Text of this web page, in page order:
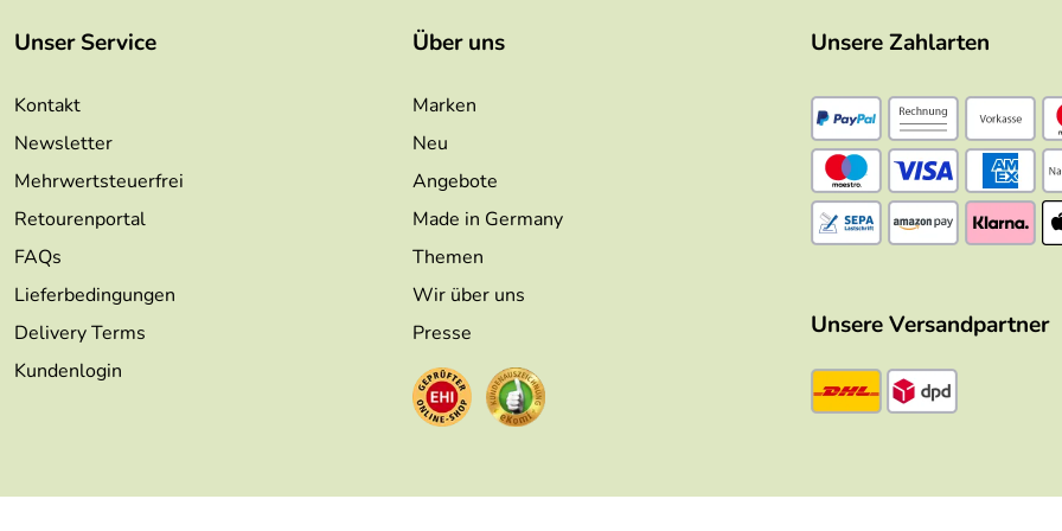
Unser Service
Kontakt
Newsletter
Mehrwertsteuerfrei
Retourenportal
FAQs
Lieferbedingungen
Delivery Terms
Kundenlogin
Über uns
Marken
Neu
Angebote
Made in Germany
Themen
Wir über uns
Presse
Unsere Zahlarten
Unsere Versandpartner